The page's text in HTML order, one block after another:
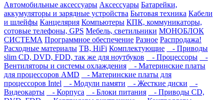
Автомобильные аксессуары Аксессуары Батарейки,
аккумуляторы и зарядные устройства Бытовая техника Кабели
и шлейфы Канцелярия Компьютеры КПК, коммуникаторы,
сотовые телефоны, GPS Мебель, светильники МОНОБЛОК
СИСТЕМА Программное обеспечение Разное Распродажа!
Расходные материалы ТВ, HiFi Комплектующие
- Приводы
slim CD, DVD, FDD, так же для ноутбуков
- Процессоры
-
Вентиляторы и системы охлаждения
- Материнские платы
для процессоров AMD
- Материнские платы для
процессоров Intel
- Модули памяти - Жесткие диски
-
Видеокарты
- Корпуса - Блоки питания
- Приводы CD,